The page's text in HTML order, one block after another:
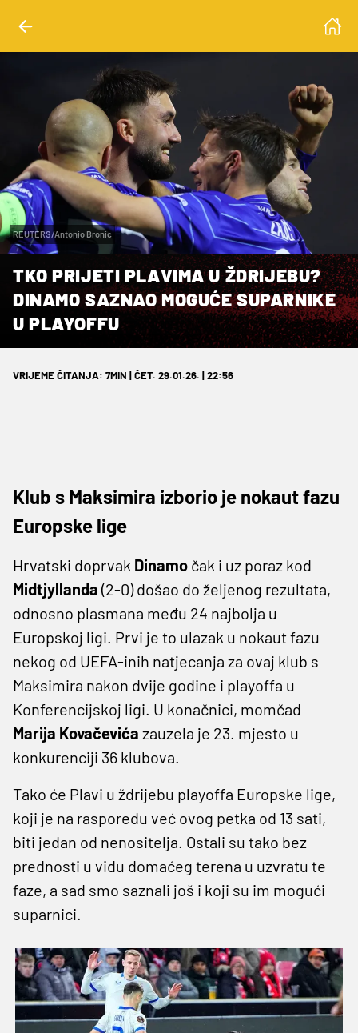
REUTERS/Antonio Bronic
TKO PRIJETI PLAVIMA U ŽDRIJEBU?
DINAMO SAZNAO MOGUĆE SUPARNIKE
U PLAYOFFU
VRIJEME ČITANJA: 7MIN | ČET. 29.01.26. | 22:56
Klub s Maksimira izborio je nokaut fazu
Europske lige
Hrvatski doprvak Dinamo čak i uz poraz kod
Midtjyllanda (2-0) došao do željenog rezultata,
odnosno plasmana među 24 najbolja u
Europskoj ligi. Prvi je to ulazak u nokaut fazu
nekog od UEFA-inih natjecanja za ovaj klub s
Maksimira nakon dvije godine i playoffa u
Konferencijskoj ligi. U konačnici, momčad
Marija Kovačevića zauzela je 23. mjesto u
konkurenciji 36 klubova.
Tako će Plavi u ždrijebu playoffa Europske lige,
koji je na rasporedu već ovog petka od 13 sati,
biti jedan od nenositelja. Ostali su tako bez
prednosti u vidu domaćeg terena u uzvratu te
faze, a sad smo saznali još i koji su im mogući
suparnici.